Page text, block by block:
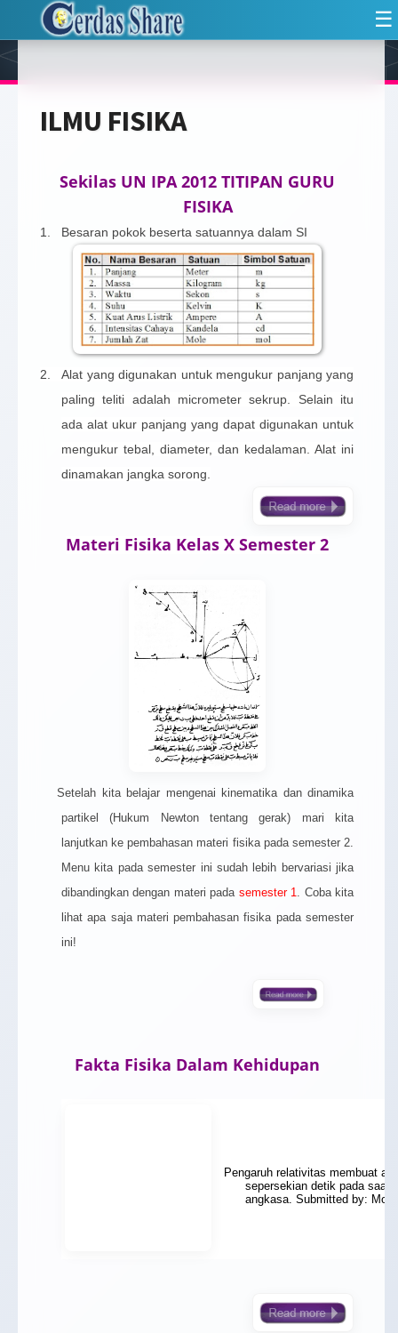
☰
ILMU FISIKA
Sekilas UN IPA 2012 TITIPAN GURU
FISIKA
1. Besaran pokok beserta satuannya dalam SI
2.
Alat yang digunakan untuk mengukur panjang yang
paling teliti adalah micrometer sekrup. Selain itu
ada alat ukur panjang yang dapat digunakan untuk
mengukur tebal, diameter, dan kedalaman. Alat ini
dinamakan jangka sorong.
Materi Fisika Kelas X Semester 2
Setelah kita belajar mengenai kinematika dan dinamika
partikel (Hukum Newton tentang gerak) mari kita
lanjutkan ke pembahasan materi fisika pada semester 2.
Menu kita pada semester ini sudah lebih bervariasi jika
dibandingkan dengan materi pada semester 1. Coba kita
lihat apa saja materi pembahasan fisika pada semester
ini!
Fakta Fisika Dalam Kehidupan
Pengaruh relativitas membuat
sepersekian detik pada saat
angkasa. Submitted by: Moi-